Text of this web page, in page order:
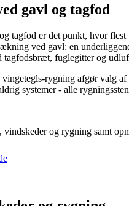
gavl og tagfod
tagfod er det punkt, hvor
ved gavl: en
fuglegitter og
rygning afgør valg
systemer - alle
og rygning samt